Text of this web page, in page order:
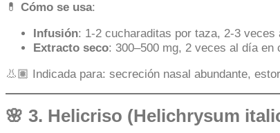
💊 Cómo se usa:
Infusión: 1-2 cucharaditas por taza, 2-3 veces
Extracto seco: 300–500 mg, 2 veces al día en
👃🏽 Indicada para: secreción nasal abundante,
🌸 3. Helicriso (Helichrysum